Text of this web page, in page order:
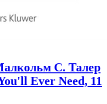
С. Талер
Ever Need, 11